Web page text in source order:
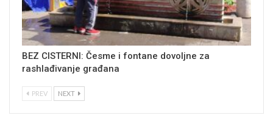
BEZ CISTERNI: Česme i fontane dovoljne za
rashlađivanje građana
PREV NEXT